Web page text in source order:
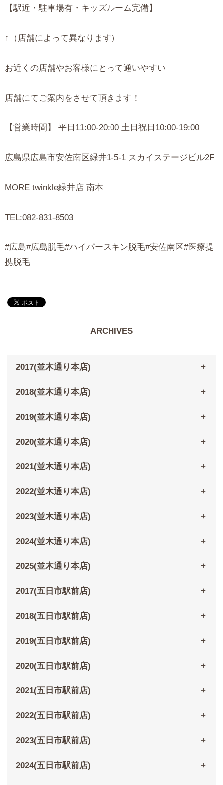
【駅近・駐車場有・キッズルーム完備】
↑（店舗によって異なります）
お近くの店舗やお客様にとって通いやすい
店舗にてご案内をさせて頂きます！
【営業時間】 平日11:00-20:00 土日祝日10:00-19:00
広島県広島市安佐南区緑井1-5-1 スカイステージビル2F
MORE twinkle緑井店 南本
TEL:082-831-8503
#広島#広島脱毛#ハイパースキン脱毛#安佐南区#医療提
携脱毛
ARCHIVES
2017(並木通り本店)
2018(並木通り本店)
2019(並木通り本店)
2020(並木通り本店)
2021(並木通り本店)
2022(並木通り本店)
2023(並木通り本店)
2024(並木通り本店)
2025(並木通り本店)
2017(五日市駅前店)
2018(五日市駅前店)
2019(五日市駅前店)
2020(五日市駅前店)
2021(五日市駅前店)
2022(五日市駅前店)
2023(五日市駅前店)
2024(五日市駅前店)